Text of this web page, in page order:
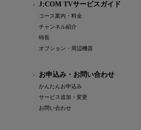
J:COM TVサービスガイド
コース案内・料金
チャンネル紹介
特長
オプション・周辺機器
お申込み・お問い合わせ
かんたんお申込み
サービス追加・変更
お問い合わせ